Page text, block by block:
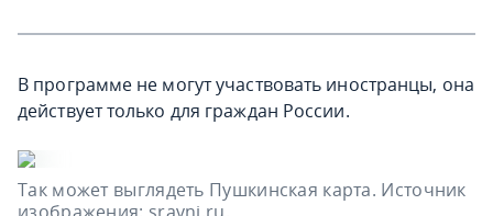
В программе не могут участвовать иностранцы, она
действует только для граждан России.
Так может выглядеть Пушкинская карта. Источник